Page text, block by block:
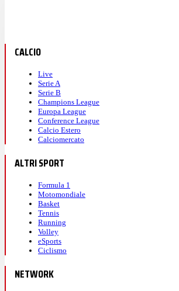
CALCIO
Live
Serie A
Serie B
Champions League
Europa League
Conference League
Calcio Estero
Calciomercato
ALTRI SPORT
Formula 1
Motomondiale
Basket
Tennis
Running
Volley
eSports
Ciclismo
NETWORK